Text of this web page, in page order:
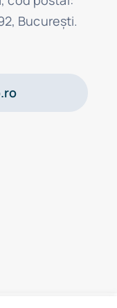
Bucureşti.